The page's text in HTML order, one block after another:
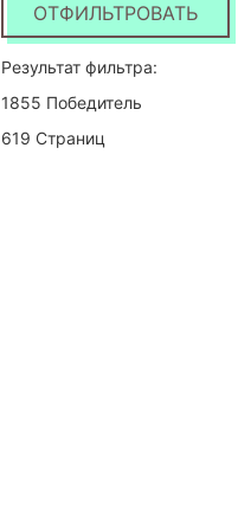
ОТФИЛЬТРОВАТЬ
Результат фильтра:
1855 Победитель
619 Страниц